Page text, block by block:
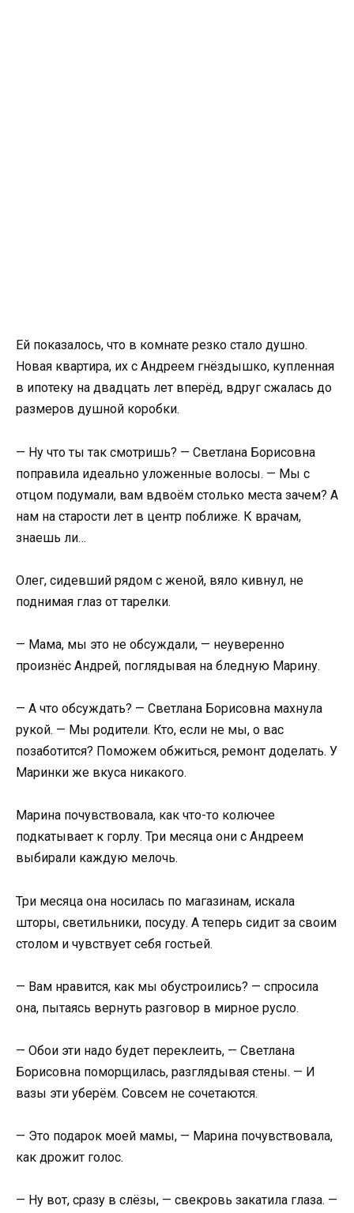
Ей показалось, что в комнате резко стало душно.
Новая квартира, их с Андреем гнёздышко, купленная
в ипотеку на двадцать лет вперёд, вдруг сжалась до
размеров душной коробки.
— Ну что ты так смотришь? — Светлана Борисовна
поправила идеально уложенные волосы. — Мы с
отцом подумали, вам вдвоём столько места зачем? А
нам на старости лет в центр поближе. К врачам,
знаешь ли…
Олег, сидевший рядом с женой, вяло кивнул, не
поднимая глаз от тарелки.
— Мама, мы это не обсуждали, — неуверенно
произнёс Андрей, поглядывая на бледную Марину.
— А что обсуждать? — Светлана Борисовна махнула
рукой. — Мы родители. Кто, если не мы, о вас
позаботится? Поможем обжиться, ремонт доделать. У
Маринки же вкуса никакого.
Марина почувствовала, как что-то колючее
подкатывает к горлу. Три месяца они с Андреем
выбирали каждую мелочь.
Три месяца она носилась по магазинам, искала
шторы, светильники, посуду. А теперь сидит за своим
столом и чувствует себя гостьей.
— Вам нравится, как мы обустроились? — спросила
она, пытаясь вернуть разговор в мирное русло.
— Обои эти надо будет переклеить, — Светлана
Борисовна поморщилась, разглядывая стены. — И
вазы эти уберём. Совсем не сочетаются.
— Это подарок моей мамы, — Марина почувствовала,
как дрожит голос.
— Ну вот, сразу в слёзы, — свекровь закатила глаза. —